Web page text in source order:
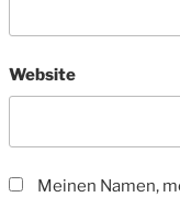
Website
Meinen Namen,